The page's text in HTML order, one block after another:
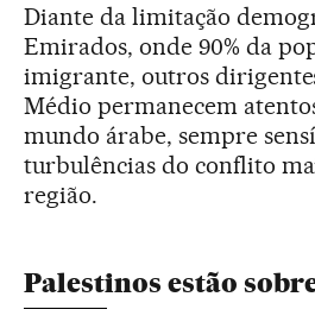
Diante da limitação
Emirados, onde 90% da
imigrante, outros
Médio permanecem
mundo árabe, sempre
turbulências do conflito
região.
Palestinos estão